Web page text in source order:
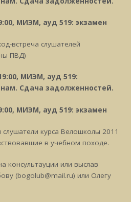
МИЭМ, ауд 519: экзамен
встреча слушателей
ПВД)
МИЭМ, ауд 519:
Сдача задолженностей.
МИЭМ, ауд 519: экзамен
курса Велошколы 2011
в учебном походе.
консультауции или выслав
(bogolub@mail.ru) или Олегу